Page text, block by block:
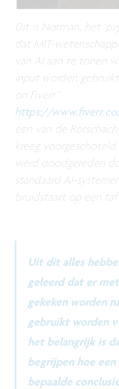
https://
Uit dit alles
geleerd dat er
gekeken worden
gebruikt worden
het belangrijk is
begrijpen hoe
bepaalde